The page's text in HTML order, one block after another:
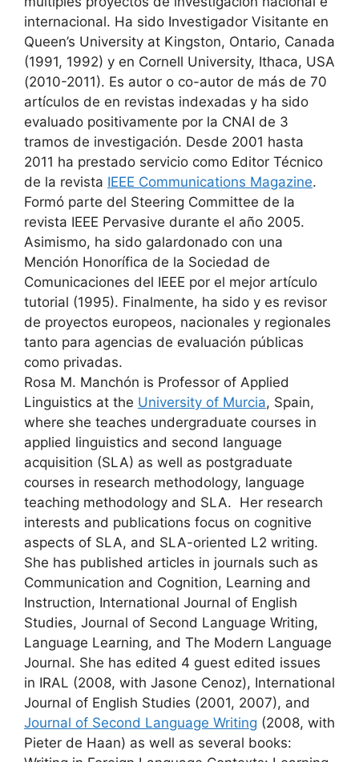
internacional. Ha sido Investigador Visitante en
Queen’s University at Kingston, Ontario, Canada
(1991, 1992) y en Cornell University, Ithaca, USA
(2010-2011). Es autor o co-autor de más de 70
artículos de en revistas indexadas y ha sido
evaluado positivamente por la CNAI de 3
tramos de investigación. Desde 2001 hasta
2011 ha prestado servicio como Editor Técnico
de la revista IEEE Communications Magazine.
Formó parte del Steering Committee de la
revista IEEE Pervasive durante el año 2005.
Asimismo, ha sido galardonado con una
Mención Honorífica de la Sociedad de
Comunicaciones del IEEE por el mejor artículo
tutorial (1995). Finalmente, ha sido y es revisor
de proyectos europeos, nacionales y regionales
tanto para agencias de evaluación públicas
como privadas.
Rosa M. Manchón is Professor of Applied
Linguistics at the University of Murcia, Spain,
where she teaches undergraduate courses in
applied linguistics and second language
acquisition (SLA) as well as postgraduate
courses in research methodology, language
teaching methodology and SLA. Her research
interests and publications focus on cognitive
aspects of SLA, and SLA-oriented L2 writing.
She has published articles in journals such as
Communication and Cognition, Learning and
Instruction, International Journal of English
Studies, Journal of Second Language Writing,
Language Learning, and The Modern Language
Journal. She has edited 4 guest edited issues
in IRAL (2008, with Jasone Cenoz), International
Journal of English Studies (2001, 2007), and
Journal of Second Language Writing (2008, with
Pieter de Haan) as well as several books: